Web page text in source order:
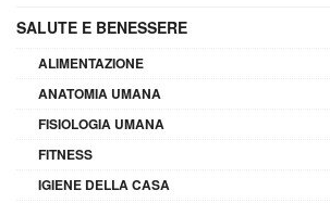
SALUTE E BENESSERE
ALIMENTAZIONE
ANATOMIA UMANA
FISIOLOGIA UMANA
FITNESS
IGIENE DELLA CASA